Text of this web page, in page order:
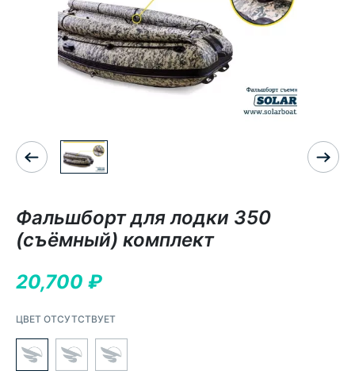
Фальшборт для лодки 350
(съёмный) комплект
20,700 ₽
ЦВЕТ ОТСУТСТВУЕТ